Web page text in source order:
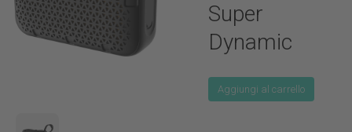
iPhone
Tutti gli iPhone
Samsung Serie S
Super
Dynamic
Aggiungi al carrello